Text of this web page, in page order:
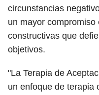
circunstancias
un mayor
constructivas que
objetivos.
"La Terapia de
un enfoque de terapia